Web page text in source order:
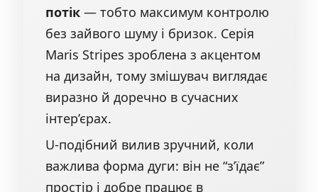
потік — тобто максимум контролю
без зайвого шуму і бризок. Серія
Maris Stripes зроблена з акцентом
на дизайн, тому змішувач виглядає
виразно й доречно в сучасних
інтер’єрах.
U-подібний вилив зручний, коли
важлива форма дуги: він не “з’їдає”
простір і добре працює в